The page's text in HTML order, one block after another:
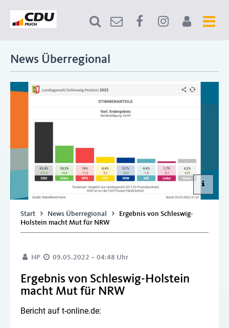
News Überregional
Start News Überregional
Ergebnis von Schleswig-
Holstein macht Mut für NRW
HP 09.05.2022 – 04:48 Uhr
Ergebnis von Schleswig-Holstein
macht Mut für NRW
Bericht auf t-online.de: